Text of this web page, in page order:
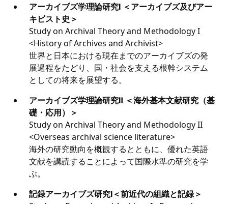
アーカイブズ学理論研究Ⅰ ＜アーカイブズ及びアー
キビスト史＞
Study on Archival Theory and Methodology I
<History of Archives and Archivist>
世界と日本における現在までのアーカイブズの発
展過程をたどり、国・社会を支える根幹システム
としての将来を展望する。
アーカイブズ学理論研究Ⅱ ＜海外基本文献研究（基
礎・応用）＞
Study on Archival Theory and Methodology II
<Overseas archival science literature>
海外の研究動向を概観するとともに、優れた英語
文献を講読することによって国際水準の研究を学
ぶ。
記録アーカイブズ研究Ⅰ＜前近代の組織と記録＞